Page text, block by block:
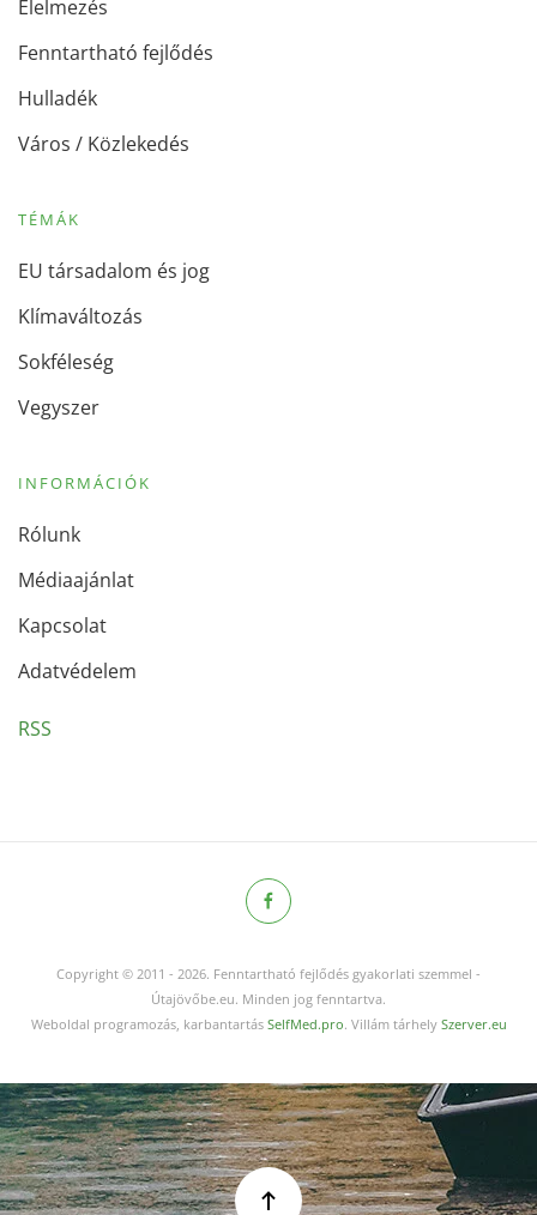
Élelmezés
Fenntartható fejlődés
Hulladék
Város / Közlekedés
TÉMÁK
EU társadalom és jog
Klímaváltozás
Sokféleség
Vegyszer
INFORMÁCIÓK
Rólunk
Médiaajánlat
Kapcsolat
Adatvédelem
RSS
Copyright © 2011 - 2026. Fenntartható fejlődés gyakorlati szemmel -
Útajövőbe.eu. Minden jog fenntartva.
Weboldal programozás, karbantartás SelfMed.pro. Villám tárhely Szerver.eu